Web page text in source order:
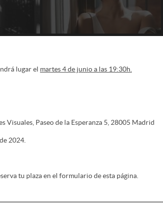
lugar el martes 4 de junio a las 19:30h.
Visuales, Paseo de la Esperanza 5, 28005 Madrid
2024.
tu plaza en el formulario de esta página.